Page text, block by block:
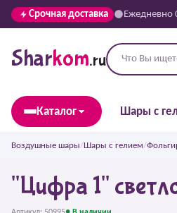
Срочная доставка Ежедневно
Sharkom.ru
Каталог Шары с
Воздушные шары/Шары с гелием/
"Цифра 1"